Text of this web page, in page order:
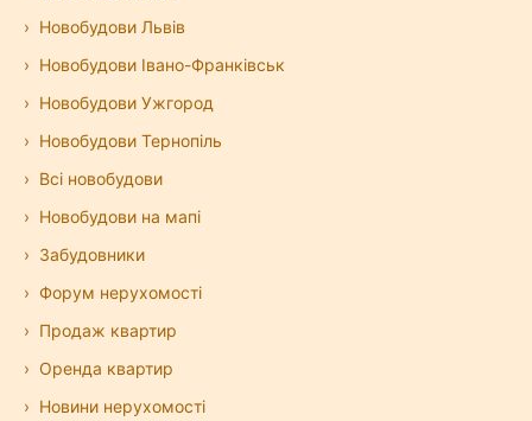
Новобудови Львів
Новобудови Івано-Франківськ
Новобудови Ужгород
Новобудови Тернопіль
Всі новобудови
Новобудови на мапі
Забудовники
Форум нерухомості
Продаж квартир
Оренда квартир
Новини нерухомості